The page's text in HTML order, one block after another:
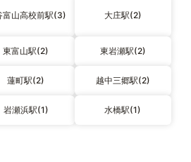
富山高校前駅(3) 大庄駅(2)
東富山駅(2) 東岩瀬駅(2)
蓮町駅(2) 越中三郷駅(2)
岩瀬浜駅(1) 水橋駅(1)